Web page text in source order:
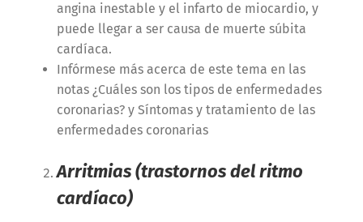
angina inestable y el infarto de miocardio, y
puede llegar a ser causa de muerte súbita
cardíaca.
Infórmese más acerca de este tema en las
notas ¿Cuáles son los tipos de enfermedades
coronarias? ySíntomas y tratamiento de las
enfermedades coronarias
Arritmias (trastornos del ritmo
cardíaco)